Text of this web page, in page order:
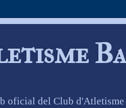
oficial del Club